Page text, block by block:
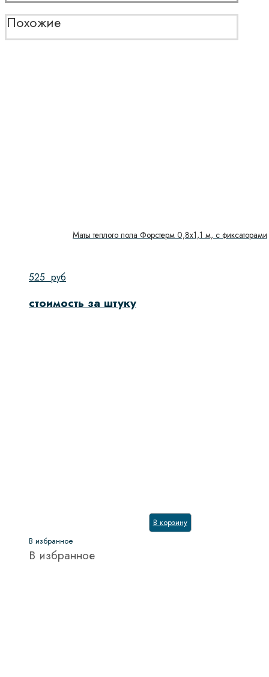
Похожие
Маты теплого пола Форстерм 0,8х1,1 м, с фиксаторами
525 руб
стоимость за штуку
В корзину
В избранное
В избранное